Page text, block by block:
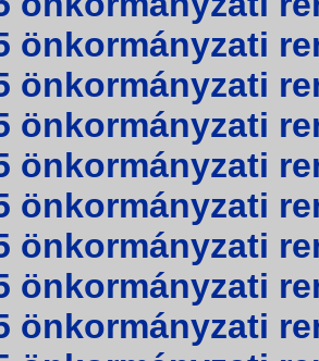
önkormányzati
önkormányzati
önkormányzati
önkormányzati
önkormányzati
önkormányzati
önkormányzati
önkormányzati